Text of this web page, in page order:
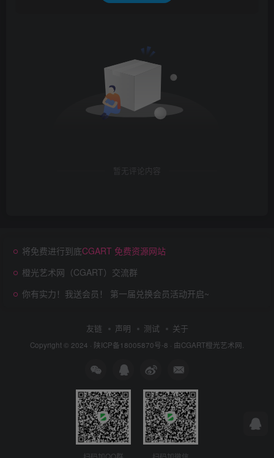
暂无评论内容
将免费进行到底CGART 免费资源网站
橙光艺术网（CGART）交流群
你有实力！我送会员！ 第一届兑换会员活动开启~
友链 声明 测试 关于
Copyright © 2024 · 陕ICP备18005870号-8 · 由CGART橙光艺术网.